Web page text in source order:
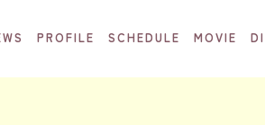
PROFILE SCHEDULE MOVIE